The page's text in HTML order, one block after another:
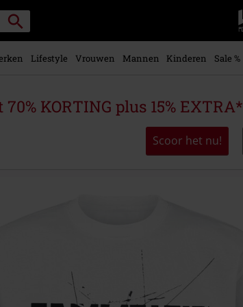
Packstation
zoeken
Lifestyle Vrouwen Mannen Kinderen Sale %
70% KORTING plus 15% EXTRA*
Scoor het nu!